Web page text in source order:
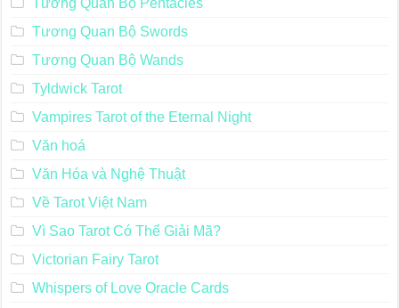
Tương Quan Bộ Pentacles
Tương Quan Bộ Swords
Tương Quan Bộ Wands
Tyldwick Tarot
Vampires Tarot of the Eternal Night
Văn hoá
Văn Hóa và Nghệ Thuật
Về Tarot Việt Nam
Vì Sao Tarot Có Thể Giải Mã?
Victorian Fairy Tarot
Whispers of Love Oracle Cards